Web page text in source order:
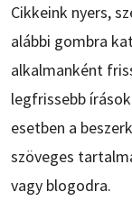
Cikkeink nyers,
alábbi gombra
alkalmanként
legfrissebb
esetben a
szöveges
vagy blogodra.